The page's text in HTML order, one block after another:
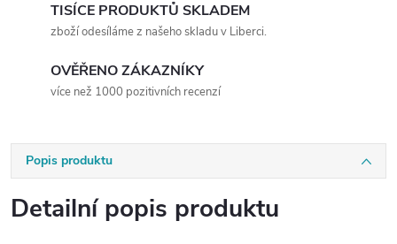
TISÍCE PRODUKTŮ SKLADEM
zboží odesíláme z našeho skladu v Liberci.
OVĚŘENO ZÁKAZNÍKY
více než 1000 pozitivních recenzí
Popis produktu
Detailní popis produktu